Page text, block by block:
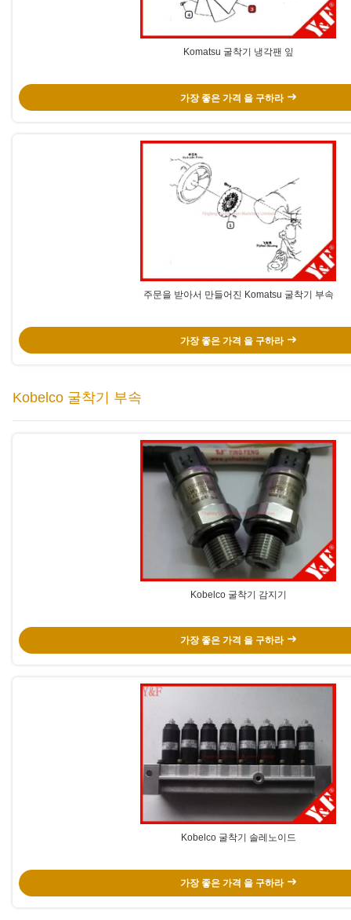
Komatsu 굴착기 냉각팬 잎
가장 좋은 가격 을 구하라
주문을 받아서 만들어진 Komatsu 굴착기 부속
가장 좋은 가격 을 구하라
Kobelco 굴착기 부속
Kobelco 굴착기 감지기
가장 좋은 가격 을 구하라
Kobelco 굴착기 솔레노이드
가장 좋은 가격 을 구하라